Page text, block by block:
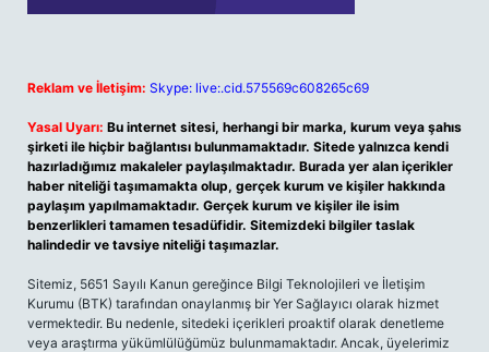
Reklam ve İletişim: Skype: live:.cid.575569c608265c69
Yasal Uyarı: Bu internet sitesi, herhangi bir marka, kurum veya şahıs
şirketi ile hiçbir bağlantısı bulunmamaktadır. Sitede yalnızca kendi
hazırladığımız makaleler paylaşılmaktadır. Burada yer alan içerikler
haber niteliği taşımamakta olup, gerçek kurum ve kişiler hakkında
paylaşım yapılmamaktadır. Gerçek kurum ve kişiler ile isim
benzerlikleri tamamen tesadüfidir. Sitemizdeki bilgiler taslak
halindedir ve tavsiye niteliği taşımazlar.
Sitemiz, 5651 Sayılı Kanun gereğince Bilgi Teknolojileri ve İletişim
Kurumu (BTK) tarafından onaylanmış bir Yer Sağlayıcı olarak hizmet
vermektedir. Bu nedenle, sitedeki içerikleri proaktif olarak denetleme
veya araştırma yükümlülüğümüz bulunmamaktadır. Ancak, üyelerimiz